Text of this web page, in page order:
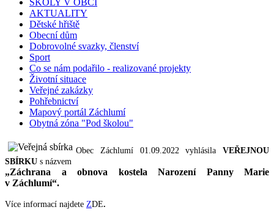
AKTUALITY
Dětské hřiště
Obecní dům
Dobrovolné svazky, členství
Sport
Co se nám podařilo - realizované projekty
Životní situace
Veřejné zakázky
Pohřebnictví
Mapový portál Záchlumí
Obytná zóna "Pod školou"
Obec Záchlumí 01.09.2022 vyhlásila VEŘEJNOU
SBÍRKU s názvem
„Záchrana a obnova kostela Narození Panny Marie
v Záchlumí“.
Více informací najdete ZDE.